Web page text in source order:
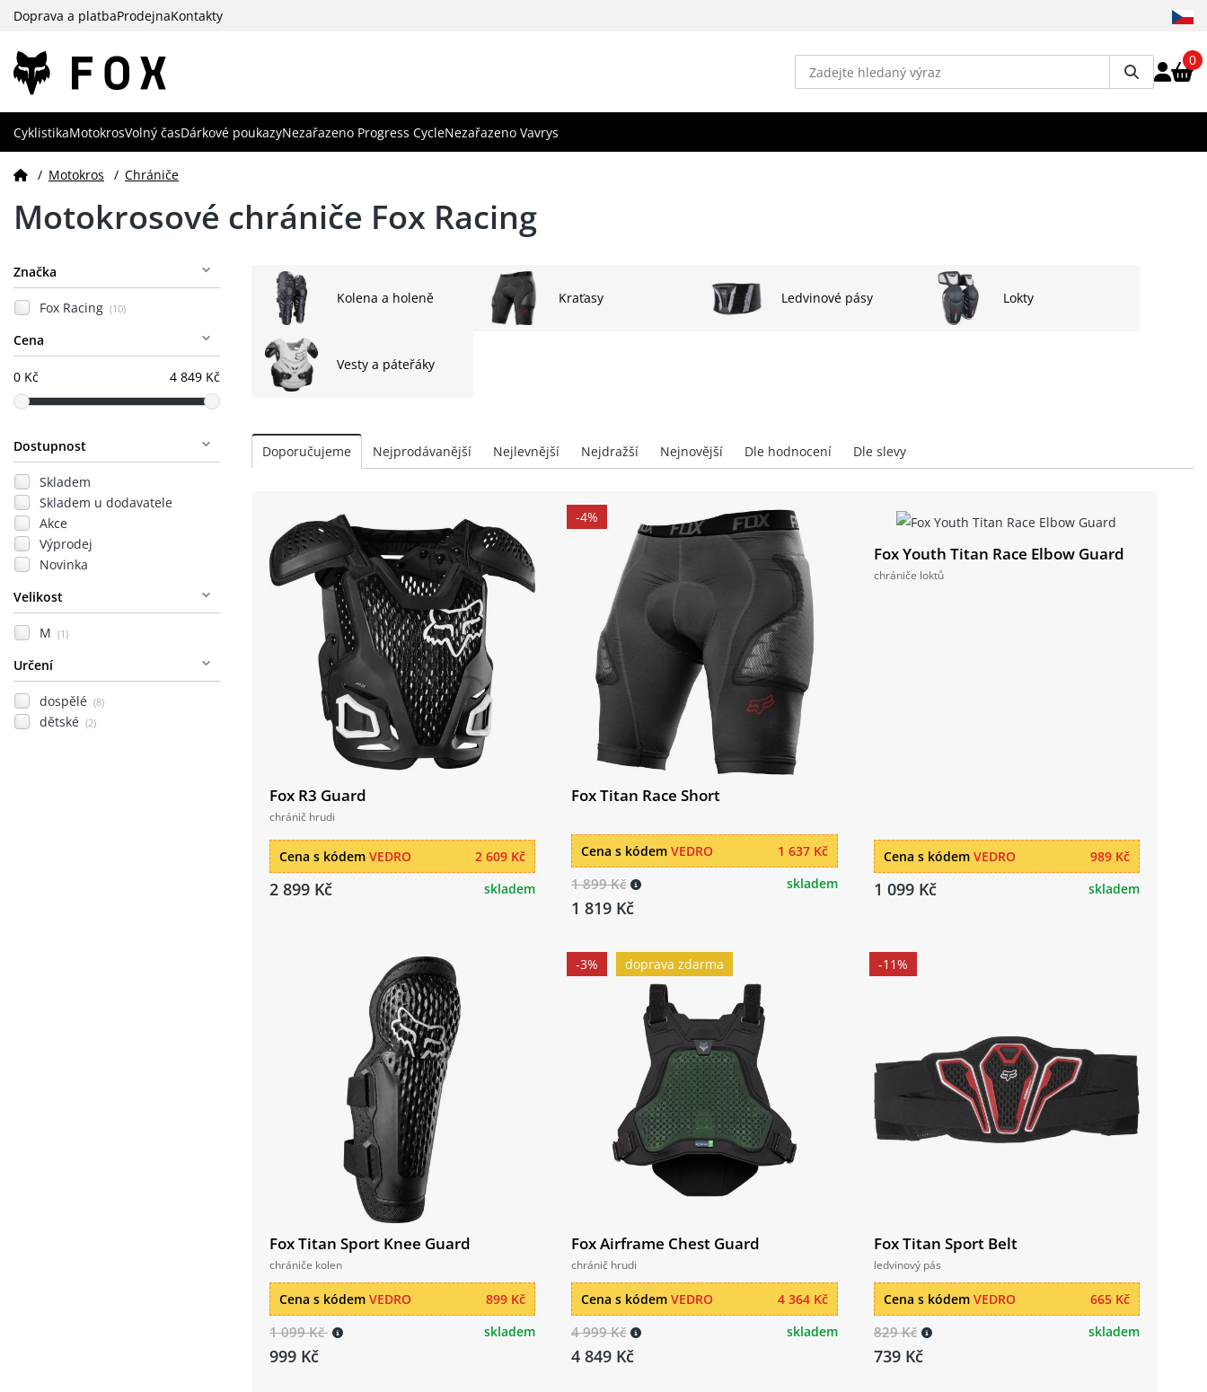
Doprava a platbaProdejnaKontakty
0
CyklistikaMotokrosVolný časDárkové poukazyNezařazeno Progress CycleNezařazeno Vavrys
/ Motokros / Chrániče
Motokrosové chrániče Fox Racing
Značka
Fox Racing (10)
Cena
0 Kč 4 849 Kč
Dostupnost
Skladem
Skladem u dodavatele
Akce
Výprodej
Novinka
Velikost
M (1)
Určení
dospělé (8)
dětské (2)
Kolena a holeně Kraťasy Ledvinové pásy Lokty
Vesty a páteřáky
Fox R3 Guard
chránič hrudi
2 609 Kč
Cena s kódem VEDRO
2 899 Kč skladem
-4%
Fox Titan Race Short
1 637 Kč
Cena s kódemVEDRO
1 899 Kč
1 819 Kč
skladem
Fox Youth Titan Race Elbow Guard
chrániče loktů
989 Kč
Cena s kódem VEDRO
1 099 Kč skladem
Fox Titan Sport Knee Guard
chrániče kolen
899 Kč
Cena s kódem VEDRO
1 099 Kč
999 Kč
skladem
-3% doprava zdarma
Fox Airframe Chest Guard
chránič hrudi
4 364 Kč
Cena s kódemVEDRO
4 999 Kč
4 849 Kč
skladem
-11%
Fox Titan Sport Belt
ledvinový pás
665 Kč
Cena s kódem VEDRO
829 Kč
739 Kč
skladem